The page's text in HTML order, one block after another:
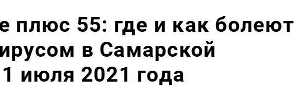
плюс 55: где и как болеют
в Самарской
июля 2021 года